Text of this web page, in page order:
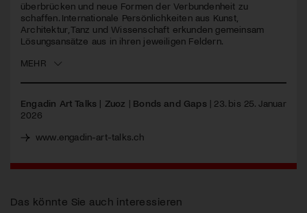
überbrücken und neue Formen der Verbundenheit zu
schaffen. Internationale Persönlichkeiten aus Kunst,
Architektur, Tanz und Wissenschaft erkunden gemeinsam
Lösungsansätze aus in ihren jeweiligen Feldern.
MEHR
Engadin Art Talks | Zuoz | Bonds and Gaps | 23. bis 25. Januar
2026
www.engadin-art-talks.ch
Das könnte Sie auch interessieren